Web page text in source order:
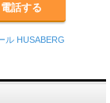
電話する
ル HUSABERG